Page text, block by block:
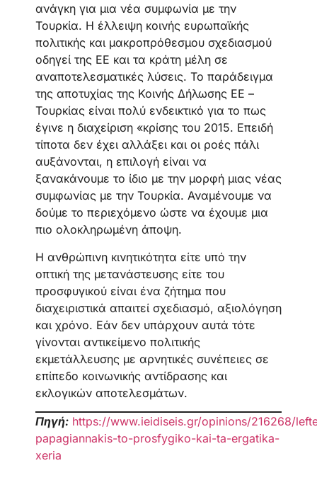
ανάγκη για μια νέα συμφωνία με την
Τουρκία. Η έλλειψη κοινής ευρωπαϊκής
πολιτικής και μακροπρόθεσμου σχεδιασμού
οδηγεί της ΕΕ και τα κράτη μέλη σε
αναποτελεσματικές λύσεις. Το παράδειγμα
της αποτυχίας της Κοινής Δήλωσης ΕΕ –
Τουρκίας είναι πολύ ενδεικτικό για το πως
έγινε η διαχείριση «κρίσης του 2015. Επειδή
τίποτα δεν έχει αλλάξει και οι ροές πάλι
αυξάνονται, η επιλογή είναι να
ξανακάνουμε το ίδιο με την μορφή μιας νέας
συμφωνίας με την Τουρκία. Αναμένουμε να
δούμε το περιεχόμενο ώστε να έχουμε μια
πιο ολοκληρωμένη άποψη.
Η ανθρώπινη κινητικότητα είτε υπό την
οπτική της μετανάστευσης είτε του
προσφυγικού είναι ένα ζήτημα που
διαχειριστικά απαιτεί σχεδιασμό, αξιολόγηση
και χρόνο. Εάν δεν υπάρχουν αυτά τότε
γίνονται αντικείμενο πολιτικής
εκμετάλλευσης με αρνητικές συνέπειες σε
επίπεδο κοινωνικής αντίδρασης και
εκλογικών αποτελεσμάτων.
Πηγή: https://www.ieidiseis.gr/opinions/216268/
papagiannakis-to-prosfygiko-kai-ta-ergatika-
xeria